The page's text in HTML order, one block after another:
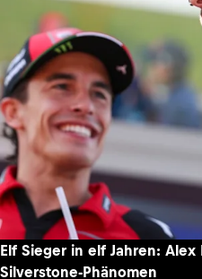
Elf Sieger in elf Jahren: Alex
Silverstone-Phänomen